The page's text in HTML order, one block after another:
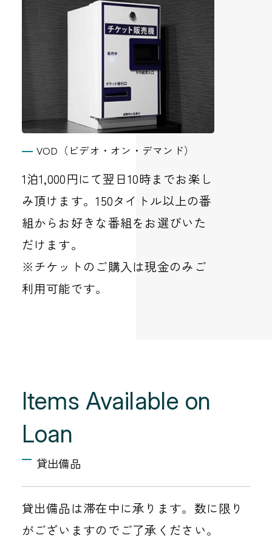
VOD（ビデオ・オン・デマンド）
1泊1,000円にて翌日10時までお楽し
み頂けます。150タイトル以上の番
組からお好きな番組をお選びいた
だけます。
※チケットのご購入は現金のみご
利用可能です。
Items Available on
Loan
貸出備品
貸出備品は滞在中に承ります。数に限り
がございますのでご了承ください。